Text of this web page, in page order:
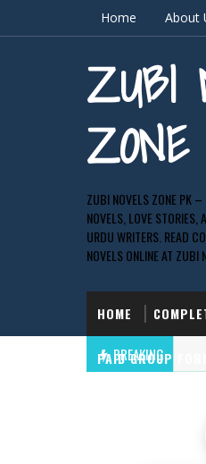
Home About
ZUBI
ZUBI NOVELS ZONE PK
NOVELS, LOVE STORIES,
URDU WRITERS. READ
NOVELS ONLINE AT ZUBI
HOME
PAID GROUP FORM
BREAKING